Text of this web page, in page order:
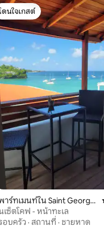
5 จาก 5, 6 รีวิว
โดนใจเกสต์
ดนใจเกสต์
าร์ทเมนท์ใน Saint Georg
เซ็ตโคฟ - หน้าทะเล
อบครัว · สถานที่ · ชายหาด